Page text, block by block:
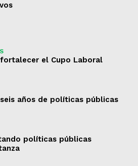
el Cupo Laboral
años de políticas públicas
políticas públicas